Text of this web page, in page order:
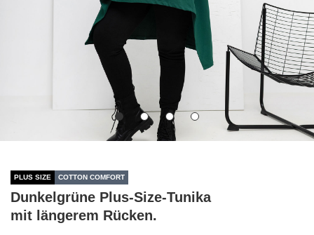
PLUS SIZE COTTON COMFORT
Dunkelgrüne Plus-Size-Tunika
mit längerem Rücken.